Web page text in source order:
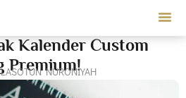
Kalender Custom
Premium!
NURONIYAH